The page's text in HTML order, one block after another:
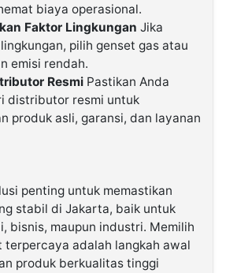
biaya operasional.
Faktor Lingkungan Jika
pilih genset gas atau
emisi rendah.
Resmi Pastikan Anda
distributor resmi untuk
produk asli, garansi, dan layanan
penting untuk memastikan
stabil di Jakarta, baik untuk
bisnis, maupun industri. Memilih
adalah langkah awal
produk berkualitas tinggi